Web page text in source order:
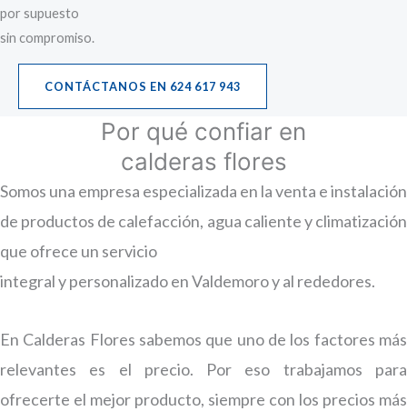
por supuesto
sin compromiso.
CONTÁCTANOS EN 624 617 943
Por qué confiar en
calderas flores
Somos una empresa especializada en la venta e instalación
de productos de calefacción, agua caliente y climatización
que ofrece un servicio
integral y personalizado en Valdemoro y al rededores.
En Calderas Flores sabemos que uno de los factores más
relevantes es el precio. Por eso trabajamos para
ofrecerte el mejor producto, siempre con los precios más